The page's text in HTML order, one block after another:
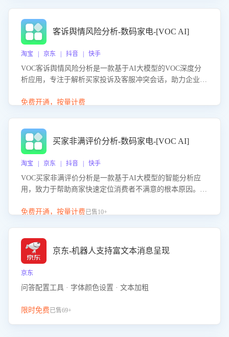
客诉舆情风险分析-数码家电-[VOC AI]
淘宝 | 京东 | 抖音 | 快手
VOC客诉舆情风险分析是一款基于AI大模型的VOC深度分
析应用，专注于解析买家投诉及客服冲突会话，助力企业精
别客户情绪、归因争议根源，并客观评估客服应对合理性与
能力，阻断差评扩散，维护品牌声誉，实现客户满意度的持
续提升。
免费开通，按量计费
买家非满评价分析-数码家电-[VOC AI]
淘宝 | 京东 | 抖音 | 快手
VOC买家非满评价分析是一款基于AI大模型的智能分析应
用，致力于帮助商家快速定位消费者不满意的根本原因。该
客服原因或其它部门原因，明确责任归属，提供可落地的改
改，有效提升客户满意度和店铺整体服务质量。
免费开通，按量计费已售10+
京东-机器人支持富文本消息呈现
京东
问答配置工具 · 字体颜色设置 · 文本加粗
限时免费已售69+